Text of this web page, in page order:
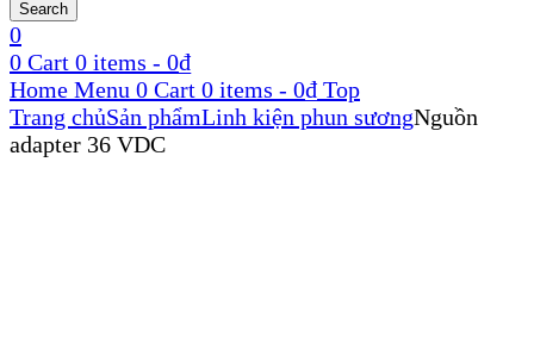
Search
0
0 Cart 0 items - 0₫
Home Menu 0 Cart 0 items - 0₫ Top
Trang chủSản phẩmLinh kiện phun sươngNguồn
adapter 36 VDC